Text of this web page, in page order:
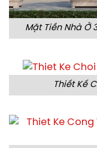
Mặt Tiền Nhà Ở
Thiết Kế